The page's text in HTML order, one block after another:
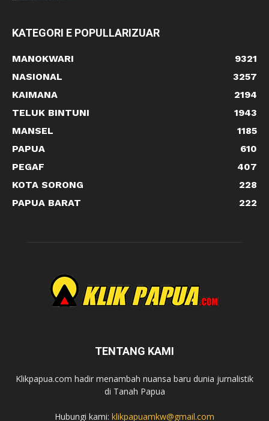
KATEGORI E POPULLARIZUAR
MANOKWARI
9321
NASIONAL
3257
KAIMANA
2194
TELUK BINTUNI
1943
MANSEL
1185
PAPUA
610
PEGAF
407
KOTA SORONG
228
PAPUA BARAT
222
TENTANG KAMI
Klikpapua.com hadir menambah nuansa baru dunia jurnalistik
di Tanah Papua
Hubungi kami: klikpapuamkw@gmail.com